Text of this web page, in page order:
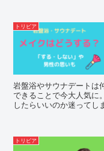
トリビア
岩盤浴やサウナデートは
できることで今大人気に
したらいいのか迷ってし
トリビア